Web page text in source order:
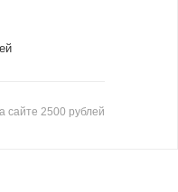
сайте 2500 рублей